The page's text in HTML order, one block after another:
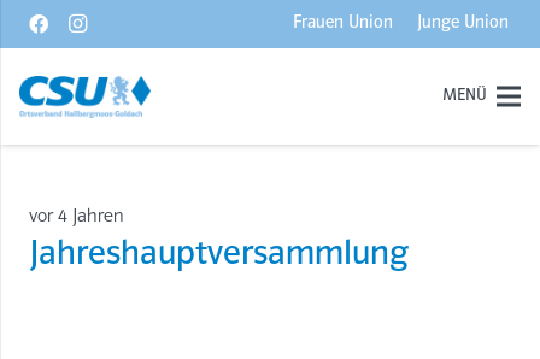
Frauen Union Junge Union
MENÜ
vor 4 Jahren
Jahreshauptversammlung